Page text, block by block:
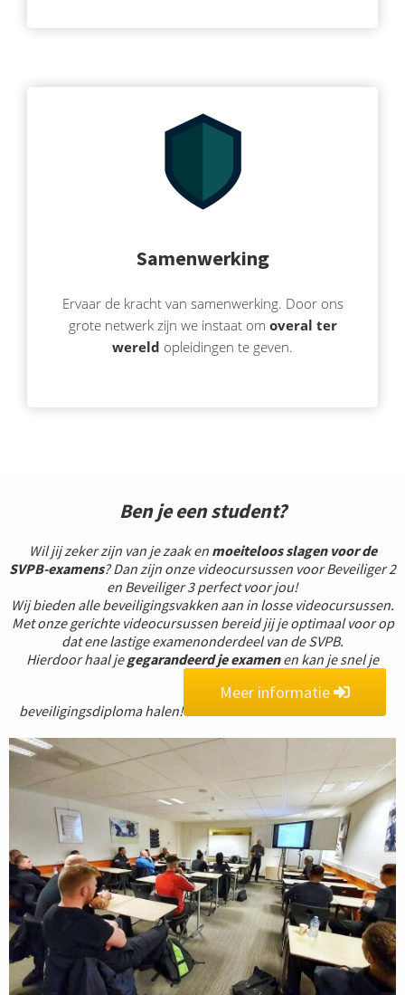
Samenwerking
Ervaar de kracht van samenwerking. Door ons
grote netwerk zijn we instaat om overal ter
wereld opleidingen te geven.
Ben je een student?
Wil jij zeker zijn van je zaak en moeiteloos slagen voor de
SVPB-examens? Dan zijn onze videocursussen voor Beveiliger 2
en Beveiliger 3 perfect voor jou!
Wij bieden alle beveiligingsvakken aan in losse videocursussen.
Met onze gerichte videocursussen bereid jij je optimaal voor op
dat ene lastige examenonderdeel van de SVPB.
Hierdoor haal jegegarandeerd je examenen kan je snel je
beveiligingsdiploma halen!
Meer informatie